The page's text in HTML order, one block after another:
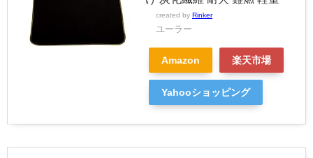
created by Rinker
ユーラー
Amazon 楽天市場
Yahooショッピング